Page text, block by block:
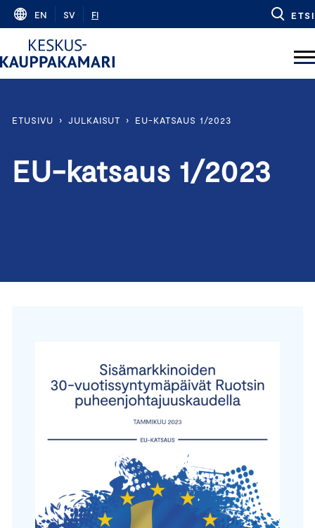
Skip
content
EN SV FI ETSI
ETUSIVU › JULKAISUT › EU-KATSAUS 1/2023
EU-katsaus 1/2023